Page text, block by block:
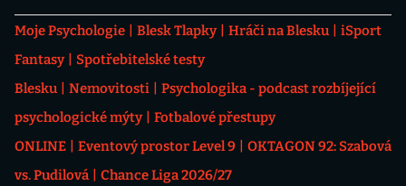
Moje Psychologie Blesk Tlapky Hráči na Blesku
iSport
Fantasy
Spotřebitelské testy
Blesku
Nemovitosti
Psychologika - podcast rozbíjející
psychologické mýty
Fotbalové přestupy
ONLINE
Eventový prostor Level 9
OKTAGON 92: Szabová
vs. Pudilová
Chance Liga 2026/27